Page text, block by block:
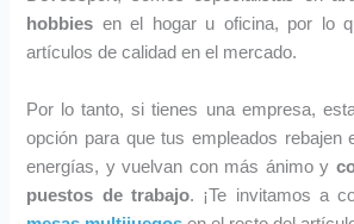
hobbies en el hogar u oficina, por lo
artículos de calidad en el mercado.
Por lo tanto, si tienes una empresa,
opción para que tus empleados rebajen
energías, y vuelvan con más ánimo y
puestos de trabajo. ¡Te invitamos a